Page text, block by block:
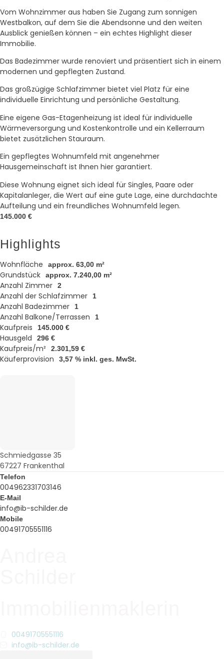
Vom Wohnzimmer aus haben Sie Zugang zum sonnigen
Westbalkon, auf dem Sie die Abendsonne und den weiten
Ausblick genießen können – ein echtes Highlight dieser
Immobilie.
Das Badezimmer wurde renoviert und präsentiert sich in einem
modernen und gepflegten Zustand.
Das großzügige Schlafzimmer bietet viel Platz für eine
individuelle Einrichtung und persönliche Gestaltung.
Eine eigene Gas-Etagenheizung ist ideal für individuelle
Wärmeversorgung und Kostenkontrolle und ein Kellerraum
bietet zusätzlichen Stauraum.
Ein gepflegtes Wohnumfeld mit angenehmer
Hausgemeinschaft ist Ihnen hier garantiert.
Diese Wohnung eignet sich ideal für Singles, Paare oder
Kapitalanleger, die Wert auf eine gute Lage, eine durchdachte
Aufteilung und ein freundliches Wohnumfeld legen.
145.000 €
Highlights
Wohnfläche approx. 63,00 m²
Grundstück approx. 7.240,00 m²
Anzahl Zimmer 2
Anzahl der Schlafzimmer 1
Anzahl Badezimmer 1
Anzahl Balkone/Terrassen 1
Kaufpreis 145.000 €
Hausgeld 296 €
Kaufpreis/m² 2.301,59 €
Käuferprovision 3,57 % inkl. ges. MwSt.
Schmiedgasse 35
67227 Frankenthal
Telefon
004962331703146
E-Mail
info@ib-schilder.de
Mobile
00491705551116
00491705551116
info@ib-schilder.de